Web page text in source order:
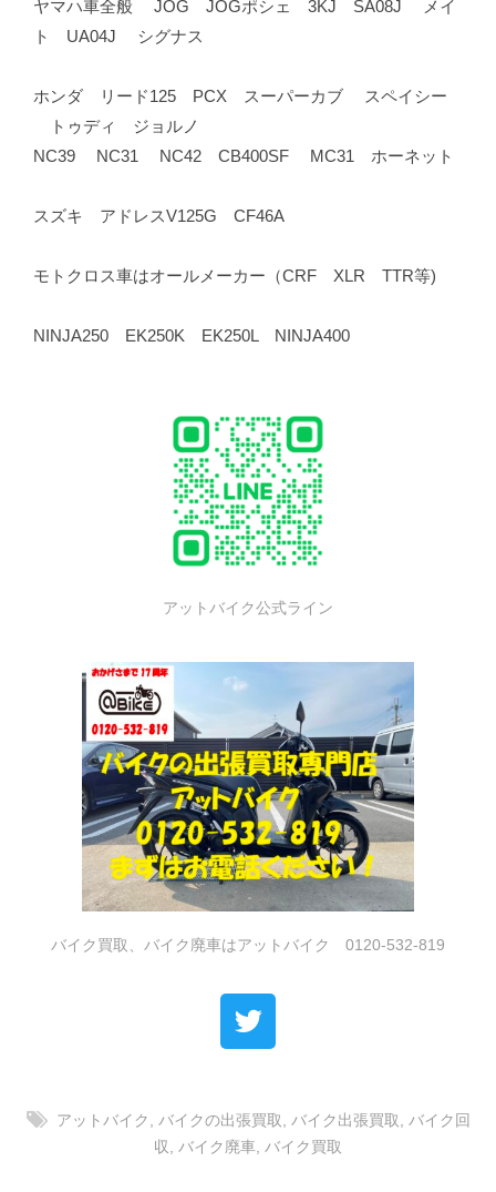
ヤマハ車全般 JOG JOGポシェ 3KJ SA08J メイ
ト UA04J シグナス
ホンダ リード125 PCX スーパーカブ スペイシー
トゥディ ジョルノ
NC39 NC31 NC42 CB400SF MC31 ホーネット
スズキ アドレスV125G CF46A
モトクロス車はオールメーカー（CRF XLR TTR等)
NINJA250 EK250K EK250L NINJA400
アットバイク公式ライン
バイク買取、バイク廃車はアットバイク 0120-532-819
アットバイク , バイクの出張買取 , バイク出張買取 , バイク回
収 , バイク廃車, バイク買取